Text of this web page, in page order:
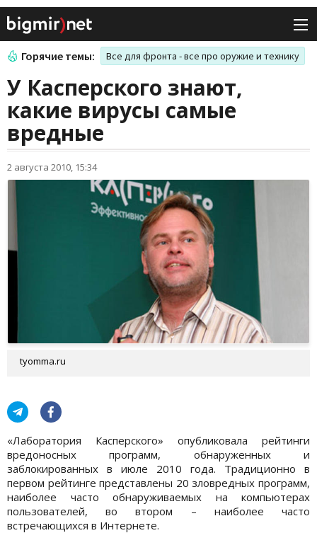
Горячие темы: Все для фронта - все про оружие и технику
У Касперского знают,
какие вирусы самые
вредные
2 августа 2010, 15:34
tyomma.ru
«Лаборатория Касперского» опубликовала рейтинги
вредоносных программ, обнаруженных и
заблокированных в июле 2010 года. Традиционно в
первом рейтинге представлены 20 зловредных программ,
наиболее часто обнаруживаемых на компьютерах
пользователей, во втором – наиболее часто
встречающихся в Интернете.